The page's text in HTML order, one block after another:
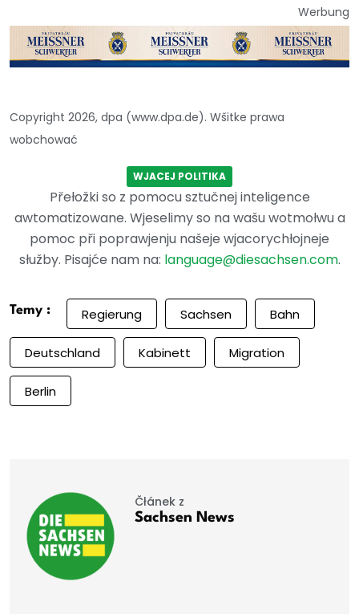
Werbung
Copyright 2026, dpa (www.dpa.de). Wšitke prawa
wobchować
WJACEJ POLITIKA
Přełožki so z pomocu sztučnej inteligence
awtomatizowane. Wjeselimy so na wašu wotmołwu a
pomoc při poprawjenju našeje wjacorychłojneje
słužby. Pisajće nam na: language@diesachsen.com.
Temy : Regierung Sachsen Bahn
Deutschland Kabinett Migration
Berlin
Čłánek z
Sachsen News